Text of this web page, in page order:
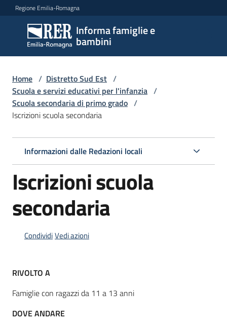
Vai al contenuto
Vai alla navigazione
Vai al footer
Regione Emilia-Romagna
Informa famiglie e
bambini
Informa
famiglie
e
bambini
Argomenti
Servizi
Centri
le
locali
Home / Distretto Sud Est /
Scuola e servizi educativi per l'infanzia /
Scuola secondaria di primo grado /
Iscrizioni scuola secondaria
Informazioni dalle Redazioni locali
Iscrizioni scuola
secondaria
CondividiVedi azioni
RIVOLTO A
Famiglie con ragazzi da 11 a 13 anni
DOVE ANDARE